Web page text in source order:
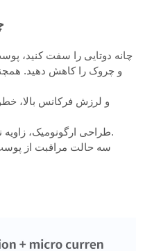
چانه دوتایی را سفت کنید،
و چروک را کاهش دهید.
طراحی ارگونومیک، زاویه نزدیک به گردن، راحت تر برای استفاده.
سه حالت مراقبت از